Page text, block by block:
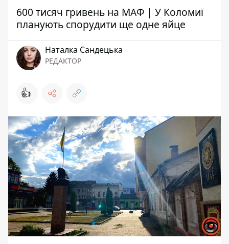
600 тисяч гривень на МАФ | У Коломиї
планують спорудити ще одне яйце
Наталка Сандецька
РЕДАКТОР
👍